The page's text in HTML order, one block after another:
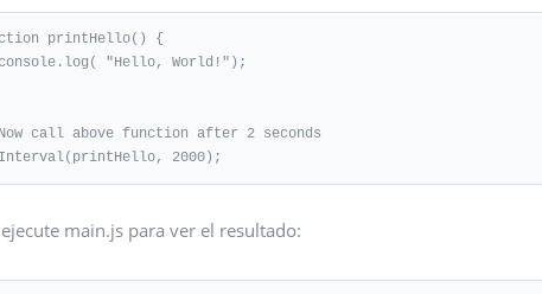
printHello() {
call above function after 2 seconds
2000);
main.js para ver el resultado: